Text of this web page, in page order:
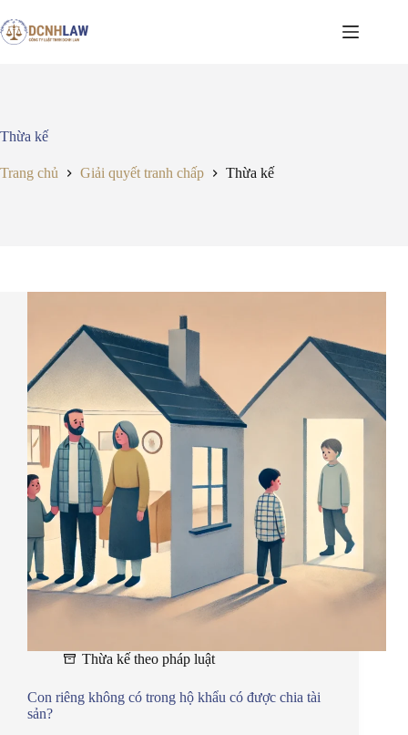
đến
phần
Thừa kế
Trang chủ Giải quyết tranh chấp Thừa kế
Thừa kế theo pháp luật
Con riêng không có trong hộ khẩu có được chia tài
sản?